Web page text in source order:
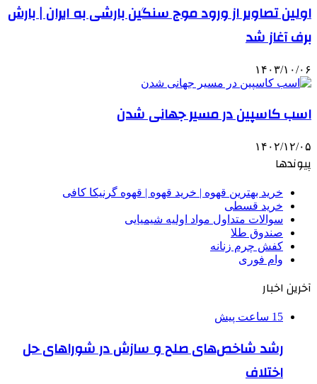
اولین تصاویر از ورود موج سنگین بارشی به ایران | بارش
برف آغاز شد
۱۴۰۳/۱۰/۰۶
اسب کاسپین در مسیر جهانی شدن
۱۴۰۲/۱۲/۰۵
پیوندها
خرید بهترین قهوه | خرید قهوه | قهوه گرنیکا کافی
خرید قسطی
سوالات متداول مواد اولیه شیمیایی
صندوق طلا
کفش چرم زنانه
وام فوری
آخرین اخبار
15 ساعت پیش
رشد شاخص‌های صلح و سازش در شوراهای حل
اختلاف